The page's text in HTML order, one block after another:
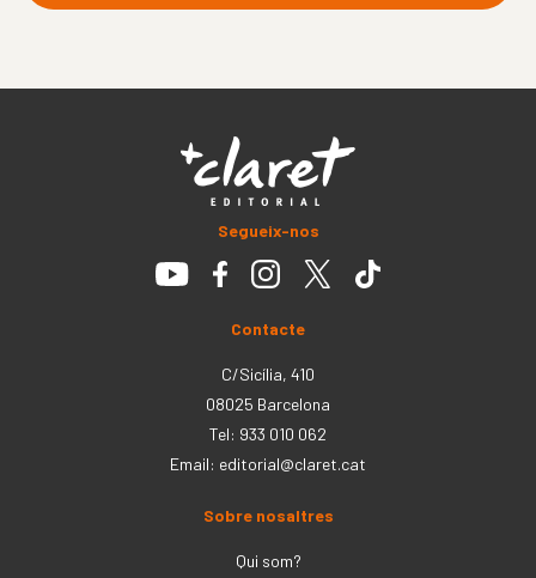
Segueix-nos
Contacte
C/Sicília, 410
08025 Barcelona
Tel: 933 010 062
Email: editorial@claret.cat
Sobre nosaltres
Qui som?